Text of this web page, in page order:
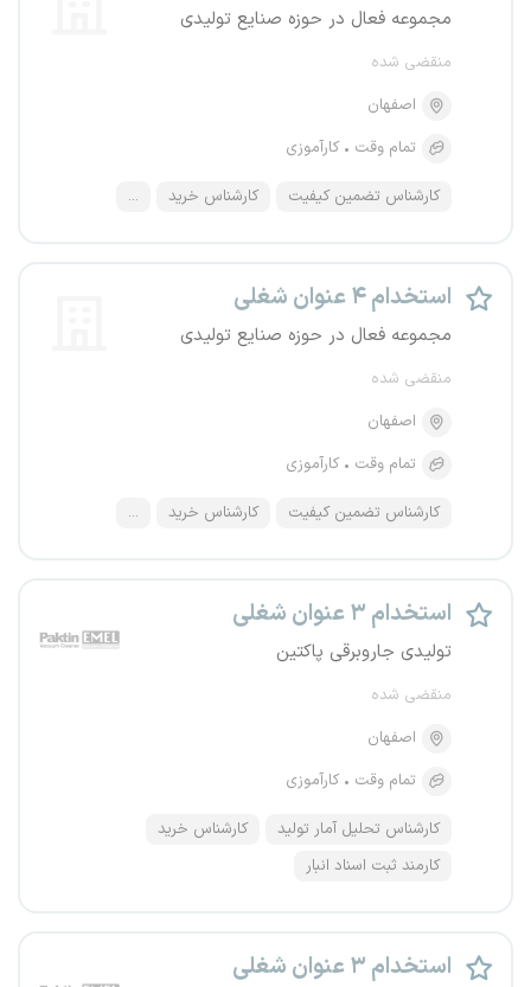
مجموعه فعال در حوزه صنایع تولیدی
منقضی شده
اصفهان
تمام وقت
کارآموزی
کارشناس تضمین کیفیت کارشناس خرید ...
استخدام ۴ عنوان شغلی
مجموعه فعال در حوزه صنایع تولیدی
منقضی شده
اصفهان
تمام وقت
کارآموزی
کارشناس تضمین کیفیت کارشناس خرید ...
استخدام ۳ عنوان شغلی
تولیدی جاروبرقی پاکتین
منقضی شده
اصفهان
تمام وقت
کارآموزی
کارشناس تحلیل آمار تولید
کارشناس خرید
کارمند ثبت اسناد انبار
استخدام ۳ عنوان شغلی